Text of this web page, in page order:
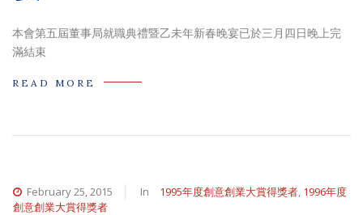
本會第五屆董事局就職典禮暨乙未年新春晚宴已於三月四日晚上完
滿結束
READ MORE
February 25, 2015 In 1995年度創意創業大賞得獎者, 1996年度
創意創業大賞得獎者